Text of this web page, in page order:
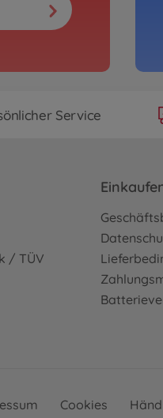
Service
/ TÜV
Cookies